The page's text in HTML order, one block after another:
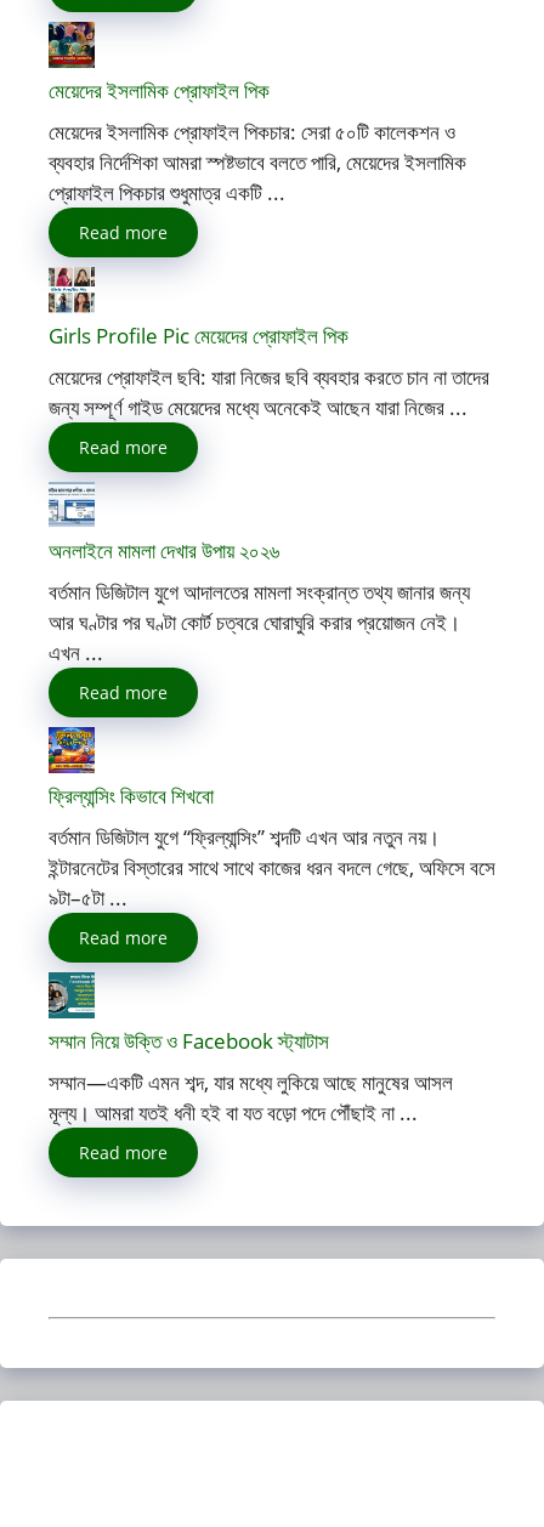
মেয়েদের ইসলামিক প্রোফাইল পিক
মেয়েদের ইসলামিক প্রোফাইল পিকচার: সেরা ৫০টি কালেকশন ও
ব্যবহার নির্দেশিকা আমরা স্পষ্টভাবে বলতে পারি, মেয়েদের ইসলামিক
প্রোফাইল পিকচার শুধুমাত্র একটি ...
Read more
Girls Profile Pic মেয়েদের প্রোফাইল পিক
মেয়েদের প্রোফাইল ছবি: যারা নিজের ছবি ব্যবহার করতে চান না তাদের
জন্য সম্পূর্ণ গাইড মেয়েদের মধ্যে অনেকেই আছেন যারা নিজের ...
Read more
অনলাইনে মামলা দেখার উপায় ২০২৬
বর্তমান ডিজিটাল যুগে আদালতের মামলা সংক্রান্ত তথ্য জানার জন্য
আর ঘণ্টার পর ঘণ্টা কোর্ট চত্বরে ঘোরাঘুরি করার প্রয়োজন নেই।
এখন ...
Read more
ফ্রিল্যান্সিং কিভাবে শিখবো
বর্তমান ডিজিটাল যুগে “ফ্রিল্যান্সিং” শব্দটি এখন আর নতুন নয়।
ইন্টারনেটের বিস্তারের সাথে সাথে কাজের ধরন বদলে গেছে, অফিসে বসে
৯টা–৫টা ...
Read more
সম্মান নিয়ে উক্তি ও Facebook স্ট্যাটাস
সম্মান—একটি এমন শব্দ, যার মধ্যে লুকিয়ে আছে মানুষের আসল
মূল্য। আমরা যতই ধনী হই বা যত বড়ো পদে পৌঁছাই না ...
Read more